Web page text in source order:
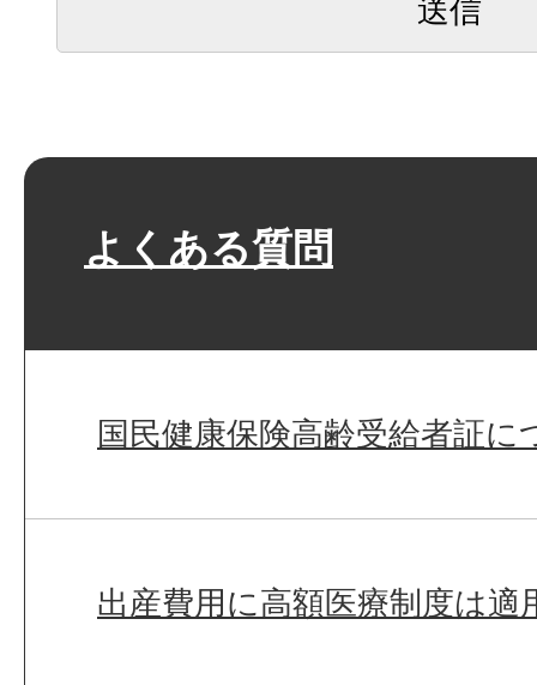
よくある質問
国民健康保険高齢受給者証
出産費用に高額医療制度は適